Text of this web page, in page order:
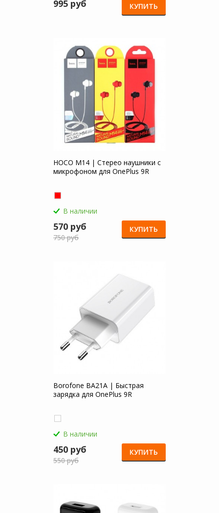
995 руб КУПИТЬ
HOCO M14 | Стерео наушники с
микрофоном для OnePlus 9R
В наличии
570 руб
750 руб
КУПИТЬ
Borofone BA21A | Быстрая
зарядка для OnePlus 9R
В наличии
450 руб
550 руб
КУПИТЬ